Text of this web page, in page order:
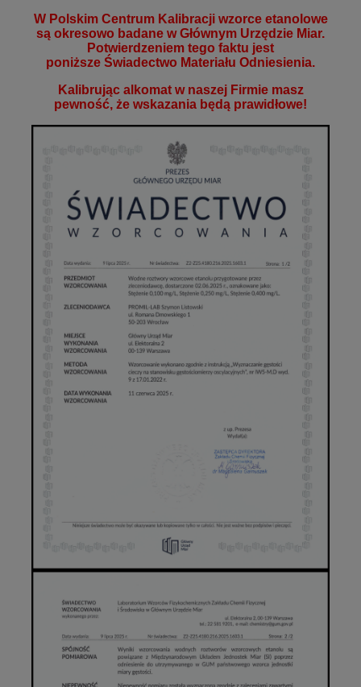
W Polskim Centrum Kalibracji wzorce etanolowe
są okresowo badane w Głównym Urzędzie Miar.
Potwierdzeniem tego faktu jest
poniższe Świadectwo Materiału Odniesienia.
Kalibrując alkomat w naszej Firmie masz
pewność, że wskazania będą prawidłowe!